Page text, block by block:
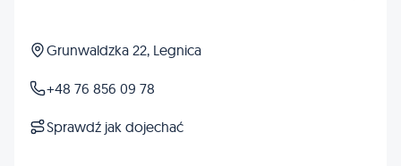
Grunwaldzka 22, Legnica
+48 76 856 09 78
Sprawdź jak dojechać